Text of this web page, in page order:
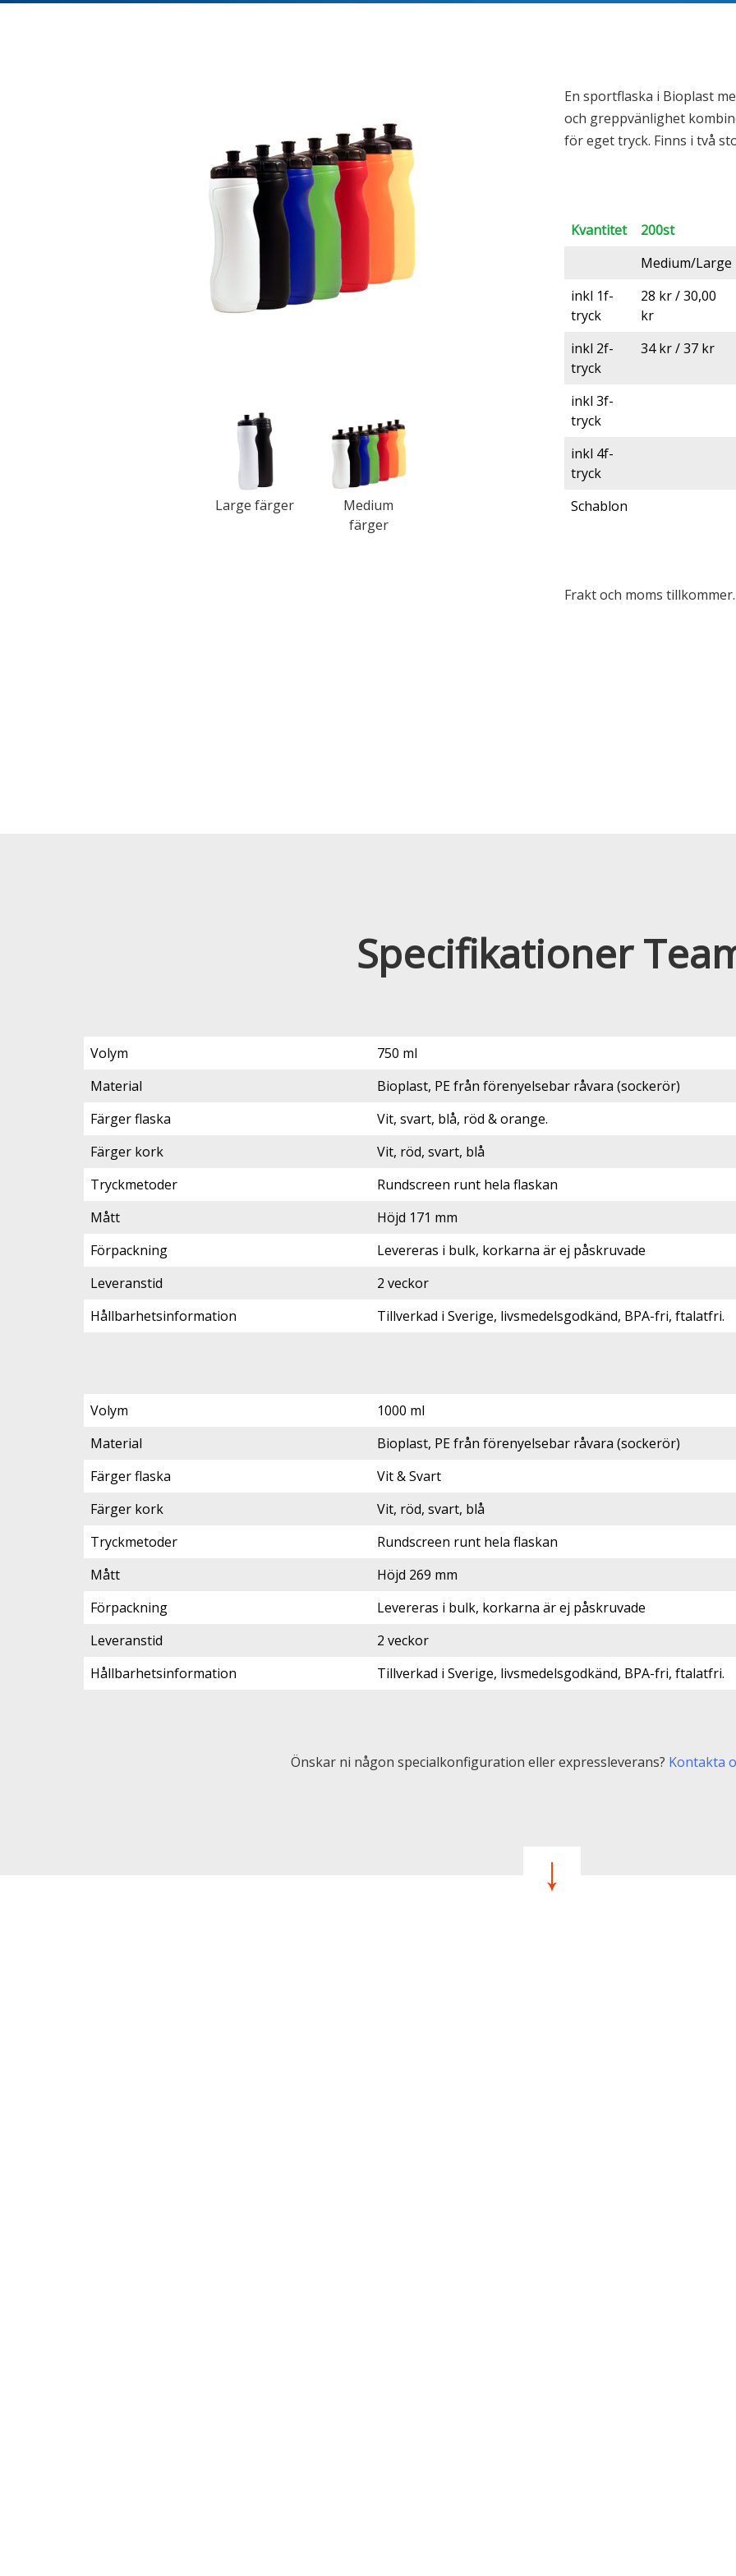
Large färger
Medium
färger
En sportflaska i Bioplast
och greppvänlighet
för eget tryck. Finns i två
Kvantitet
200st
Medium/Large
inkl 1f-
tryck
28 kr / 30,00
kr
inkl 2f-
tryck
34 kr / 37 kr
inkl 3f-
tryck
inkl 4f-
tryck
Schablon
Frakt och moms
Specifikationer
Volym
750 ml
Material
Bioplast, PE från förenyelsebar råvara (sockerör)
Färger flaska
Vit, svart, blå, röd & orange.
Färger kork
Vit, röd, svart, blå
Tryckmetoder
Rundscreen runt hela flaskan
Mått
Höjd 171 mm
Förpackning
Levereras i bulk, korkarna är ej påskruvade
Leveranstid
2 veckor
Hållbarhetsinformation
Tillverkad i Sverige, livsmedelsgodkänd, BPA-fri, ftalatfri.
Volym
1000 ml
Material
Bioplast, PE från förenyelsebar råvara (sockerör)
Färger flaska
Vit & Svart
Färger kork
Vit, röd, svart, blå
Tryckmetoder
Rundscreen runt hela flaskan
Mått
Höjd 269 mm
Förpackning
Levereras i bulk, korkarna är ej påskruvade
Leveranstid
2 veckor
Hållbarhetsinformation
Tillverkad i Sverige, livsmedelsgodkänd, BPA-fri, ftalatfri.
Önskar ni någon specialkonfiguration eller expressleverans? Kontakta